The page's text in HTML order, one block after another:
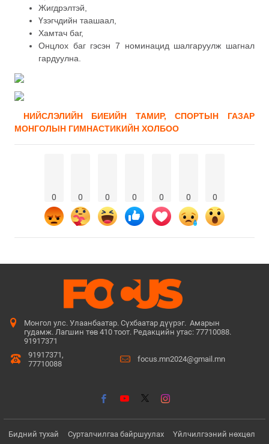
Жигдрэлтэй,
Үзэгчдийн таашаал,
Хамтач баг,
Онцлох баг гэсэн 7 номинацид шалгаруулж шагнал
гардуулна.
НИЙСЛЭЛИЙН БИЕИЙН ТАМИР, СПОРТЫН ГАЗАР
МОНГОЛЫН ГИМНАСТИКИЙН ХОЛБОО
0 0 0 0 0 0 0
Монгол улс. Улаанбаатар. Сүхбаатар дүүрэг. Амарын
гудамж. Лагшин төв 410 тоот. Редакцийн утас: 77710088.
91917371
91917371,
77710088
focus.mn2024@gmail.mn
Бидний тухай Сурталчилгаа байршуулах Үйлчилгээний нөхцөл